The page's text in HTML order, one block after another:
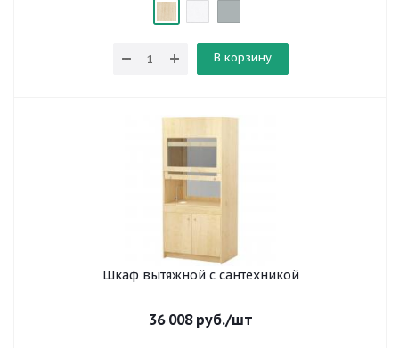
В корзину
Шкаф вытяжной с сантехникой
36 008руб./шт